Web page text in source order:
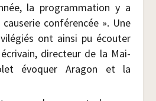
la pro­gram­ma­tion y a
confé­ren­cée ». Une
ont ain­si pu écou­ter
direc­teur de la Mai­
évo­quer Ara­gon et la